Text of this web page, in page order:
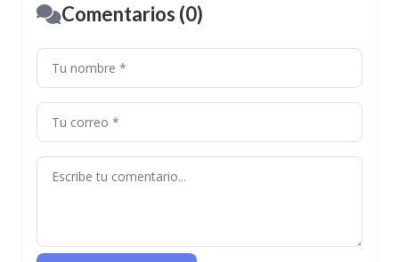
Comentarios (0)